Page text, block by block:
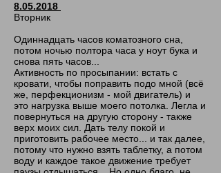
8.05.2018
Вторник
Одиннадцать часов коматозного сна,
потом ночью полтора часа у ноут бука и
снова пять часов...
Активность по просыпании: встать с
кровати, чтобы поправить подо мной (всё
же, перфекционизм - мой двигатель) и
это нагрузка выше моего потолка. Легла и
повернуться на другую сторону - также
верх моих сил. Дать телу покой и
приготовить рабочее место... и так далее,
потому что нужно взять таблетку, а потом
воду и каждое такое движение требует